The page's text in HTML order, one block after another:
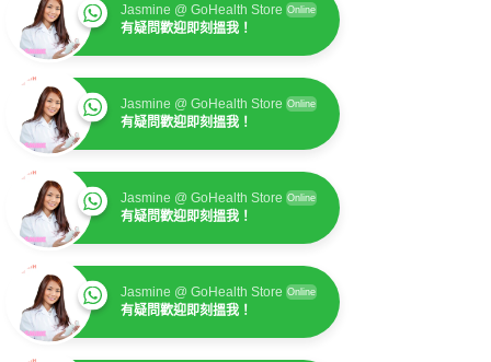
Jasmine @ GoHealth Store Online
有疑問歡迎即刻搵我！
Jasmine @ GoHealth Store Online
有疑問歡迎即刻搵我！
Jasmine @ GoHealth Store Online
有疑問歡迎即刻搵我！
Jasmine @ GoHealth Store Online
有疑問歡迎即刻搵我！